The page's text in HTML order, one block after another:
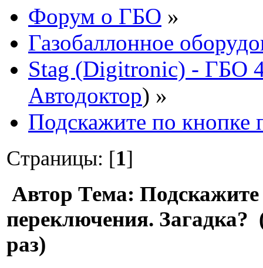
Форум о ГБО »
Газобаллонное
Stag (Digitronic) - ГБО
Автодоктор) »
Подскажите по кнопке
Страницы: [1]
Автор Тема: Подскажите
переключения. Загадка?
раз)